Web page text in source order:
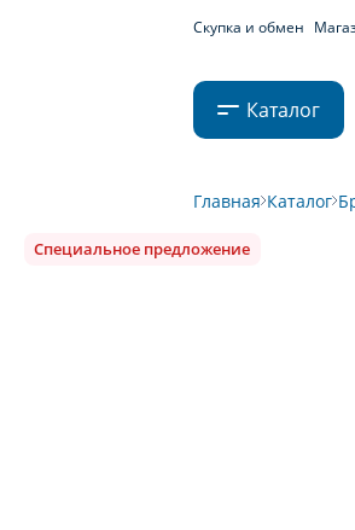
Скупка и обмен
Каталог
Главная Каталог
Специальное предложение